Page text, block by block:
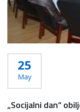
25
May
„Socijalni dan“